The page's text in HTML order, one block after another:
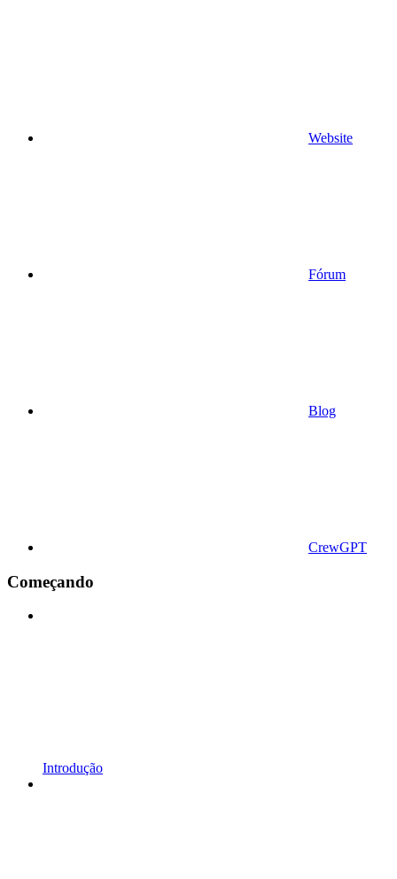
Website
Fórum
Blog
CrewGPT
Começando
Introdução